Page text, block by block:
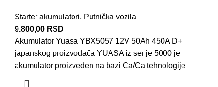
Starter akumulatori, Putnička vozila
9.800,00 RSD
Akumulator Yuasa YBX5057 12V 50Ah 450A D+
japanskog proizvođača YUASA iz serije 5000 je
akumulator proizveden na bazi Ca/Ca tehnologije